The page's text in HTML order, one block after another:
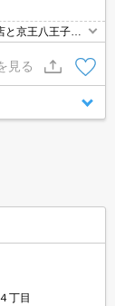
と京王八王子店
見る
丁目